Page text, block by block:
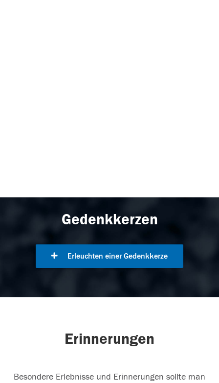
Gedenkkerzen
Erleuchten einer Gedenkkerze
Erinnerungen
Besondere Erlebnisse und Erinnerungen sollte man